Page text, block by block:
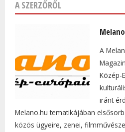
A SZERZŐRŐL
Melano
A
Közép-
iránt
Melano.hu tematikájában
közös ügyeire, zenei,